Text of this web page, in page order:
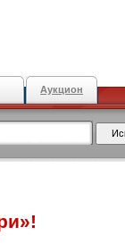
Аукцион